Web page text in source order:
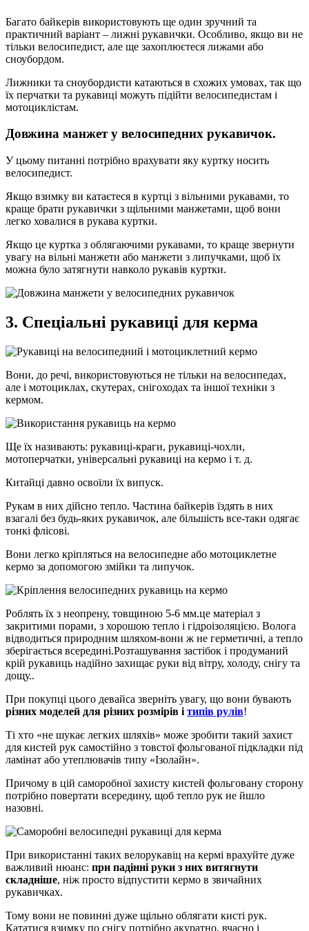
Багато байкерів використовують ще один зручний та
практичний варіант – лижні рукавички. Особливо, якщо ви не
тільки велосипедист, але ще захоплюєтеся лижами або
сноубордом.
Лижники та сноубордисти катаються в схожих умовах, так що
їх перчатки та рукавиці можуть підійти велосипедистам і
мотоциклістам.
Довжина манжет у велосипедних рукавичок.
У цьому питанні потрібно врахувати яку куртку носить
велосипедист.
Якщо взимку ви катаєтеся в куртці з вільними рукавами, то
краще брати рукавички з щільними манжетами, щоб вони
легко ховалися в рукава куртки.
Якщо це куртка з облягаючими рукавами, то краще звернути
увагу на вільні манжети або манжети з липучками, щоб їх
можна було затягнути навколо рукавів куртки.
3. Спеціальні рукавиці для керма
Вони, до речі, використовуються не тільки на велосипедах,
але і мотоциклах, скутерах, снігоходах та іншої техніки з
кермом.
Ще їх називають: рукавиці-краги, рукавиці-чохли,
мотоперчатки, універсальні рукавиці на кермо і т. д.
Китайці давно освоїли їх випуск.
Рукам в них дійсно тепло. Частина байкерів їздять в них
взагалі без будь-яких рукавичок, але більшість все-таки одягає
тонкі флісові.
Вони легко кріпляться на велосипедне або мотоциклетне
кермо за допомогою змійки та липучок.
Роблять їх з неопрену, товщиною 5-6 мм.це матеріал з
закритими порами, з хорошою тепло і гідроізоляцією. Волога
відводиться природним шляхом-вони ж не герметичні, а тепло
зберігається всередині.Розташування застібок і продуманий
крій рукавиць надійно захищає руки від вітру, холоду, снігу та
дощу..
При покупці цього девайса зверніть увагу, що вони бувають
різних моделей для різних розмірів і типів рулів!
Ті хто «не шукає легких шляхів» може зробити такий захист
для кистей рук самостійно з товстої фольгованої підкладки під
ламінат або утеплювачів типу «Ізолайн».
Причому в цій саморобної захисту кистей фольговану сторону
потрібно повертати всередину, щоб тепло рук не йшло
назовні.
При використанні таких велорукавіц на кермі врахуйте дуже
важливий нюанс: при падінні руки з них витягнути
складніше, ніж просто відпустити кермо в звичайних
рукавичках.
Тому вони не повинні дуже щільно облягати кисті рук.
Кататися взимку по снігу потрібно акуратно, вчасно і